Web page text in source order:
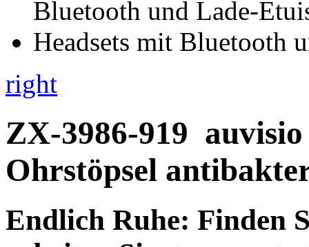
right
ZX-3986-919
Ohrstöpsel
Endlich Ruhe: Finden